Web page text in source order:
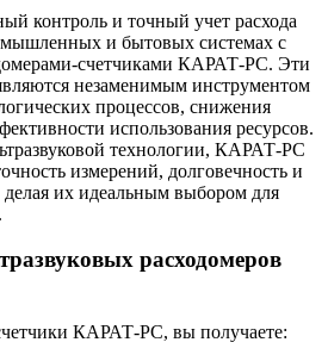
контроль и точный учет расхода
и бытовых системах с
счетчиками КАРАТ-РС. Эти
незаменимым инструментом
процессов, снижения
использования ресурсов.
технологии, КАРАТ-РС
измерений, долговечность и
делая их идеальным выбором для
расходомеров
КАРАТ-РС, вы получаете: